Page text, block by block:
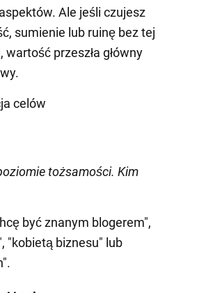
Ale jeśli czujesz
sumienie lub ruinę bez tej
przeszła główny
celów
tożsamości. Kim
być znanym blogerem",
"kobietą biznesu" lub